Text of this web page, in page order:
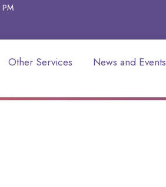
PM
Other Services News and Events